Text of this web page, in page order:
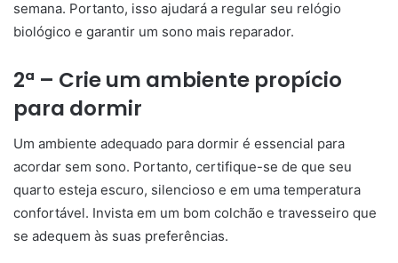
semana. Portanto, isso ajudará a regular seu relógio
biológico e garantir um sono mais reparador.
2ª – Crie um ambiente propício
para dormir
Um ambiente adequado para dormir é essencial para
acordar sem sono. Portanto, certifique-se de que seu
quarto esteja escuro, silencioso e em uma temperatura
confortável. Invista em um bom colchão e travesseiro que
se adequem às suas preferências.